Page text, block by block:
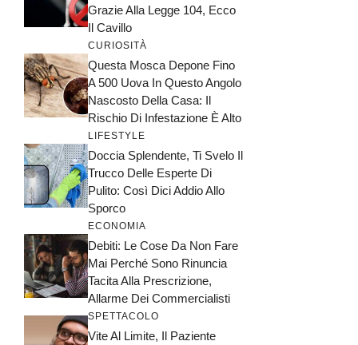
Grazie Alla Legge 104, Ecco
Il Cavillo
CURIOSITÀ
Questa Mosca Depone Fino
A 500 Uova In Questo Angolo
Nascosto Della Casa: Il
Rischio Di Infestazione È Alto
LIFESTYLE
Doccia Splendente, Ti Svelo Il
Trucco Delle Esperte Di
Pulito: Così Dici Addio Allo
Sporco
ECONOMIA
Debiti: Le Cose Da Non Fare
Mai Perché Sono Rinuncia
Tacita Alla Prescrizione,
Allarme Dei Commercialisti
SPETTACOLO
Vite Al Limite, Il Paziente